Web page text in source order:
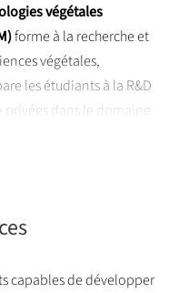
végétales
forme à la recherche et
végétales,
les étudiants à la R&D
privées dans le domaine
plantes, de la santé et
chercheurs qui y
membres du pôle de
(NSL) interviennent
capables de développer